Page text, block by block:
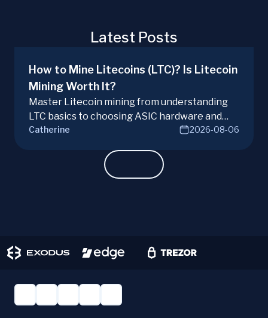
Latest Posts
How to Mine Litecoins (LTC)? Is Litecoin
Mining Worth It?
Master Litecoin mining from understanding
LTC basics to choosing ASIC hardware and
joining mining pools. Optimize your Litecoin
Catherine 2026-08-06